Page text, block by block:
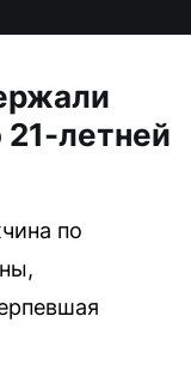
летней
по